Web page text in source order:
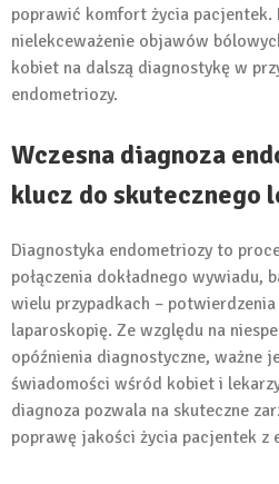
poprawić komfort życia
nielekceważenie objawów
kobiet na dalszą diagnostykę w
endometriozy.
Wczesna diagnoza
klucz do skutecznego
Diagnostyka endometriozy to
połączenia dokładnego wywiadu,
wielu przypadkach –
laparoskopię. Ze względu na
opóźnienia diagnostyczne, ważne
świadomości wśród kobiet i
diagnoza pozwala na skuteczne
poprawę jakości życia pacjentek z